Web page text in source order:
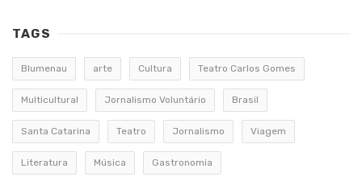
TAGS
Blumenau arte Cultura Teatro Carlos Gomes
Multicultural Jornalismo Voluntário Brasil
Santa Catarina Teatro Jornalismo Viagem
Literatura Música Gastronomia